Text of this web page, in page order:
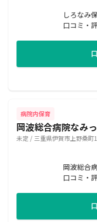
しろなみ
口コミ・
病院内保育
岡波総合病院なみ
未定 / 三重県伊賀市上野桑町
岡波総合
口コミ・